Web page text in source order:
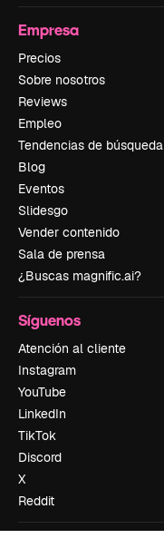
Empresa
Precios
Sobre nosotros
Reviews
Empleo
Tendencias de búsqueda
Blog
Eventos
Slidesgo
Vender contenido
Sala de prensa
¿Buscas magnific.ai?
Síguenos
Atención al cliente
Instagram
YouTube
LinkedIn
TikTok
Discord
X
Reddit